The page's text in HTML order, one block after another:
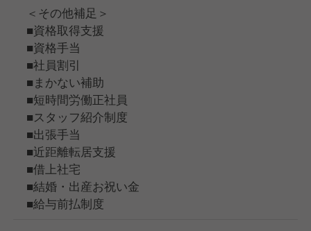
＜その他補足＞
■資格取得支援
■資格手当
■社員割引
■まかない補助
■短時間労働正社員
■スタッフ紹介制度
■出張手当
■近距離転居支援
■借上社宅
■結婚・出産お祝い金
■給与前払制度